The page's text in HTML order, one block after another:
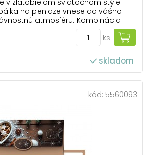
na peniaze vnese do vášho
atmosféru. Kombinácia
ozdôb, jemné svetlo sviečky a
vytvárajú harmonický motív plný
Obálka je ideálna na...
ks
skladom
kód: 5560093